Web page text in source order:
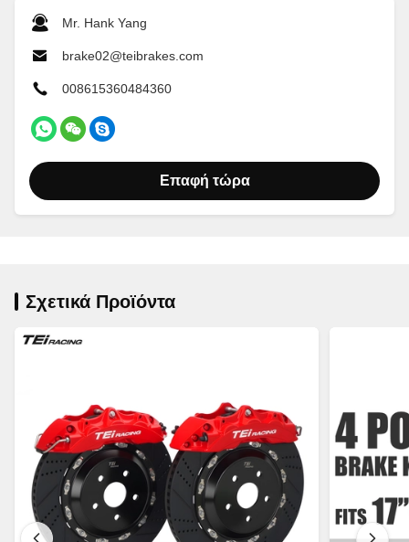
Mr. Hank Yang
brake02@teibrakes.com
008615360484360
Επαφή τώρα
Σχετικά Προϊόντα